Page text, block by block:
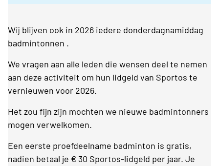
Wij blijven ook in 2026 iedere donderdagnamiddag
badmintonnen .
We vragen aan alle leden die wensen deel te nemen
aan deze activiteit om hun lidgeld van Sportos te
vernieuwen voor 2026.
Het zou fijn zijn mochten we nieuwe badmintonners
mogen verwelkomen.
Een eerste proefdeelname badminton is gratis,
nadien betaal je € 30 Sportos-lidgeld per jaar. Je